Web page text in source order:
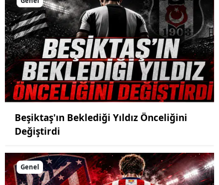
Beşiktaş'ın Beklediği Yıldız Önceliğini
Değiştirdi
Genel